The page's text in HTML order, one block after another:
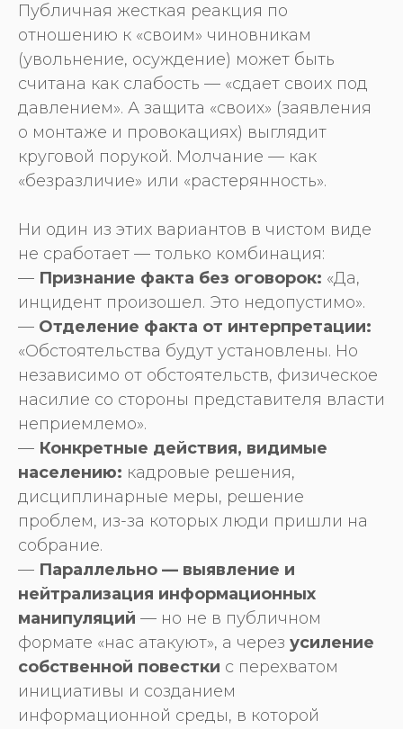
Публичная жесткая реакция по
отношению к «своим» чиновникам
(увольнение, осуждение) может быть
считана как слабость — «сдает своих под
давлением». А защита «своих» (заявления
о монтаже и провокациях) выглядит
круговой порукой. Молчание — как
«безразличие» или «растерянность».
Ни один из этих вариантов в чистом виде
не сработает — только комбинация:
— Признание факта без оговорок: «Да,
инцидент произошел. Это недопустимо».
— Отделение факта от интерпретации:
«Обстоятельства будут установлены. Но
независимо от обстоятельств, физическое
насилие со стороны представителя власти
неприемлемо».
— Конкретные действия, видимые
населению: кадровые решения,
дисциплинарные меры, решение
проблем, из-за которых люди пришли на
собрание.
— Параллельно — выявление и
нейтрализация информационных
манипуляций — но не в публичном
формате «нас атакуют», а через усиление
собственной повестки с перехватом
инициативы и созданием
информационной среды, в которой